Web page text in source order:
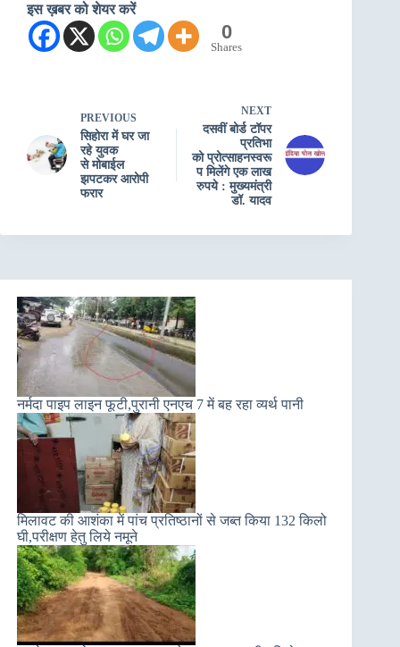
इस ख़बर को शेयर करें
0
Shares
PREVIOUS
सिहोरा में घर जा
रहे युवक
से मोबाईल
झपटकर आरोपी
फरार
NEXT
दसवीं बोर्ड टॉपर
प्रतिभा
को प्रोत्साहनस्वरू
प मिलेंगे एक लाख
रुपये : मुख्यमंत्री
डॉ. यादव
नर्मदा पाइप लाइन फूटी,पुरानी एनएच 7 में बह रहा व्यर्थ पानी
मिलावट की आशंका में पांच प्रतिष्ठानों से जब्त किया 132 किलो
घी,परीक्षण हेतु लिये नमूने